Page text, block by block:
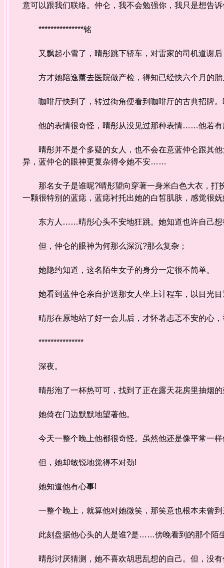
意可以跟我们联络。仲仑，我不会勉强你，我只是想告
***************铭
又飘起小雪了，晴彤跳下轿车，对雷家的司机道谢后
方才她陪逸薰去医院做产检，得知已经快六个月的胎
咖啡厅快到了，转过街角便看到咖啡厅的古典招牌。
他的表情很奇怪，晴彤从没见过那种表情……他若有
晴彤并不是个多疑的女人，也不会在意蓝仲仑跟其
异，蓝仲仑的眼神更复杂得令她不安……
那名女子是谁呢?晴彤望向穿著一身米白色大衣，打
一颗很特别的蓝痣，蓝痣衬托出她的白皙肌肤，感觉很
东方人……晴彤心头不安地狂跳。她知道也许自己想
但，仲仑的眼神为何那么深沉?那么复杂；
她隐约知道，这名陌生女子的身分一定很不简单。
她看到蓝仲仑亲自护送那女人坐上计程车，以目光目
晴彤在原地站了好一会儿后，才怀著忐忑不安的心，
***************
深夜。
晴彤泡了一杯热可可，找到了正在露天花房里抽烟的
她倚在门边默默地望著他。
今天一整个晚上他都很奇怪。虽然他还是像平常一
但，她却敏锐地觉得不对劲!
她知道他有心事!
一整个晚上，就算他对她微笑，那笑意也根本未曾
此刻盘据他心头的人是谁?是……傍晚看到的那个陌
晴彤讨厌猜测，她不喜欢胡思乱想的自己。但，没有